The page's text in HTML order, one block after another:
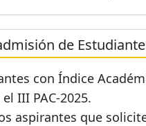
de
con Índice
III PAC-2025.
aspirantes que